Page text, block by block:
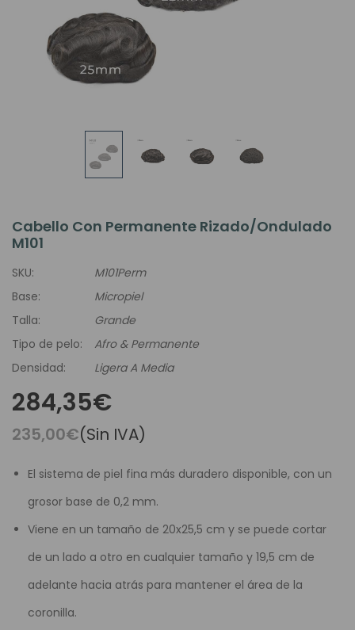
Cabello Con Permanente Rizado/ondulado
M101
SKU:
M101Perm
Base:
Micropiel
Talla:
Grande
Tipo de pelo:
Afro & Permanente
Densidad:
Ligera A Media
284,35€
235,00€(Sin IVA)
El sistema de piel fina más duradero disponible, con un
grosor base de 0,2 mm.
Viene en un tamaño de 20x25,5 cm y se puede cortar
de un lado a otro en cualquier tamaño y 19,5 cm de
adelante hacia atrás para mantener el área de la
coronilla.